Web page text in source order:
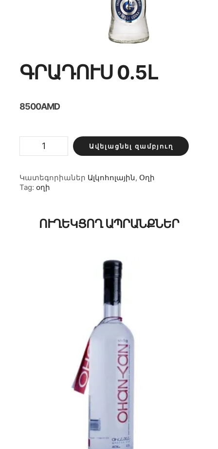
ԳՐԱԴՈՒՍ 0.5Լ
8500AMD
քանակ
Ավելացնել զամբյուղ
Կատեգորիաներ Ալկոհոլային, Օղի
Tag: օղի
ՈՒՂԵԿՑՈՂ ԱՊՐԱՆՔՆԵՐ
AMD